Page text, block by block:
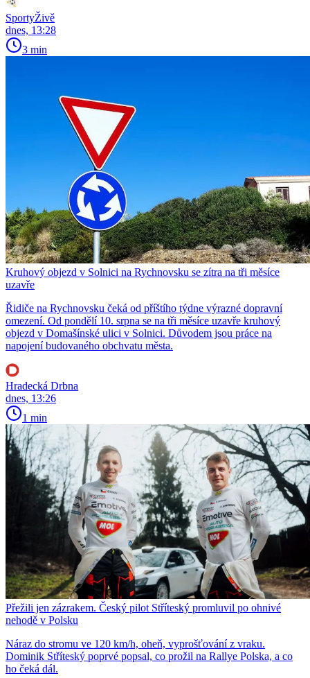
SportyŽivě
dnes, 13:28
3 min
Kruhový objezd v Solnici na Rychnovsku se zítra na tři měsíce
uzavře
Řidiče na Rychnovsku čeká od příštího týdne výrazné dopravní
omezení. Od pondělí 10. srpna se na tři měsíce uzavře kruhový
objezd v Domašínské ulici v Solnici. Důvodem jsou práce na
napojení budovaného obchvatu města.
Hradecká Drbna
dnes, 13:26
1 min
Přežili jen zázrakem. Český pilot Stříteský promluvil po ohnivé
nehodě v Polsku
Náraz do stromu ve 120 km/h, oheň, vyprošťování z vraku.
Dominik Stříteský poprvé popsal, co prožil na Rallye Polska, a co
ho čeká dál.